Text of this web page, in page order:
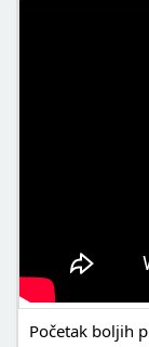
Početak boljih